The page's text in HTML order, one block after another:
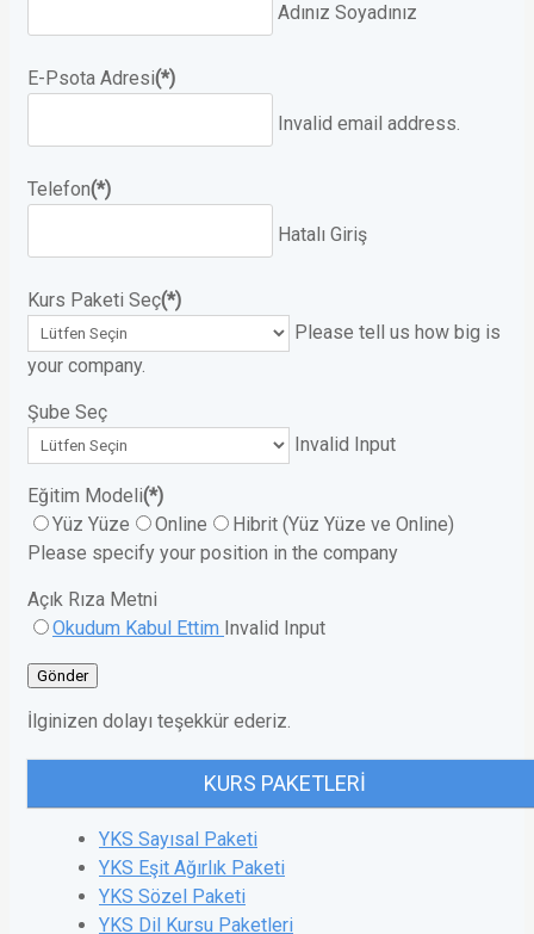
Adınız Soyadınız
E-Psota Adresi(*)
Invalid email address.
Telefon(*)
Hatalı Giriş
Kurs Paketi Seç(*)
Please tell us how big is
your company.
Şube Seç
Invalid Input
Eğitim Modeli(*)
Yüz Yüze
Online
Hibrit (Yüz Yüze ve Online)
Please specify your position in the company
Açık Rıza Metni
Okudum Kabul Ettim Invalid Input
Gönder
İlginizen dolayı teşekkür ederiz.
KURS PAKETLERI
YKS Sayısal Paketi
YKS Eşit Ağırlık Paketi
YKS Sözel Paketi
YKS Dil Kursu Paketleri